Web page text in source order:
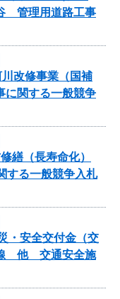
管理用道路工事
改修事業（国補
関する一般競争
繕（長寿命化）
する一般競争入札
・安全交付金（交
線 他 交通安全施